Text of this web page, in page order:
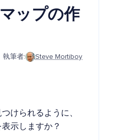
ップの作
執筆者: Steve Mortiboy
けられるように、
示しますか？